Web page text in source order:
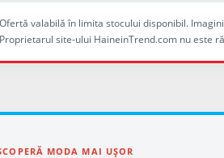
Ofertă valabilă în limita stocului disponibil.
Proprietarul site-ului HaineinTrend.com nu este
MODA MAI UȘOR